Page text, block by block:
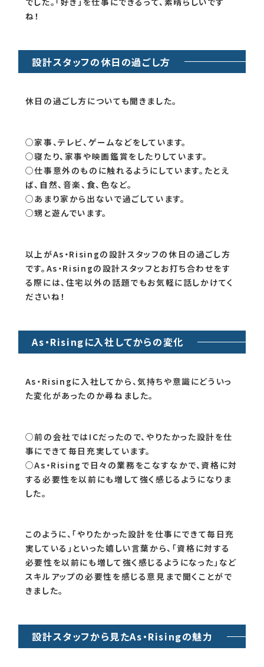
です。また、時代の移り変わりと共に、建物の形やデザ
インが変わってゆくことに目の前で触れられるからで
○建築や、バリアフリーについて興味があったためで
す。
住宅会社の設計職を目指したきっかけとしては、やは
ね！
設計スタッフの休日の過ごし方
○家事、テレビ、ゲームなどをしています。
○寝たり、家事や映画鑑賞をしたりしています。
○仕事意外のものに触れるようにしています。たとえ
○あまり家から出ないで過ごしています。
○甥と遊んでいます。
以上がAs・Risingの設計スタッフの休日の過ごし方
です。As・Risingの設計スタッフとお打ち合わせをす
As・Risingに入社してからの変化
○前の会社ではICだったので、やりたかった設計を仕
事にできて毎日充実しています。
○As・Risingで日々の業務をこなすなかで、資格に対
した。